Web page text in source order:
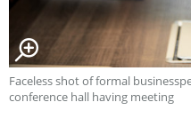
Faceless shot of formal
conference hall having meeting